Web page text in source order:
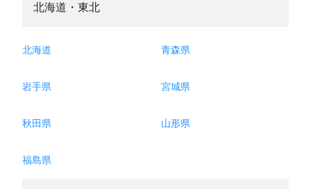
北海道・東北
北海道 青森県
岩手県 宮城県
秋田県 山形県
福島県